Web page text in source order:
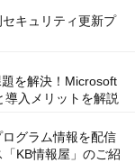
セキュリティ更新プ
を解決！Microsoft
入メリットを解説
グラム情報を配信
KB情報屋」のご紹